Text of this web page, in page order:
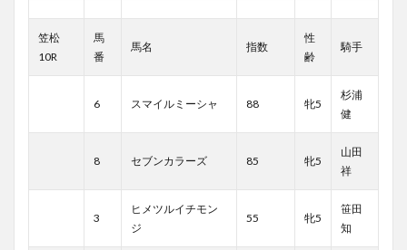
笠松
10R
馬
番
馬名 指数
性
齢
騎手
6 スマイルミーシャ 88 牝5
杉浦
健
8 セブンカラーズ 85 牝5
山田
祥
3
ヒメツルイチモン
ジ
55 牝5
笹田
知